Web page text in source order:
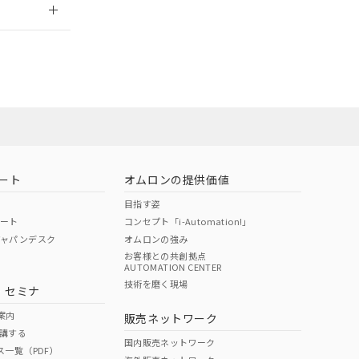
O O
ページへ
ください
ト
ト
パンデスク
セミナ
内
する
覧（PDF）
オムロンの提供価値
目指す姿
コンセプト「i-Automation!」
オムロンの強み
お客様との共創拠点
AUTOMATION CENTER
技術を磨く現場
販売ネットワーク
国内販売ネットワーク